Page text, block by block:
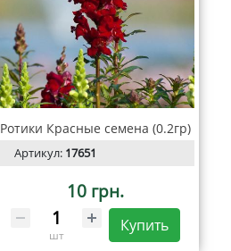
Ротики Красные семена (0.2гр)
Артикул: 17651
10 грн.
шт
Купить